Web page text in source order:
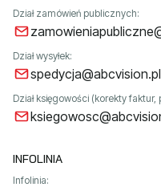
Dział zamówień publicznych:
Dział wysyłek:
spedycja@abcvision.pl
Dział księgowości (korekty faktur,
INFOLINIA
Infolinia: